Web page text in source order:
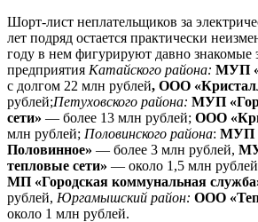
Шорт-лист неплательщиков за
лет подряд остается практически
году в нем фигурируют давно знакомые
предприятия Катайского района: МУП
с долгом 22 млн рублей, ООО
рублей;Петуховского района: МУП
сети» — более 13 млн рублей; ООО
млн рублей; Половинского района: МУП
Половинное» — более 3 млн рублей, МУ
тепловые сети» — около 1,5 млн
МП «Городская коммунальная
рублей, Юргамышский район: ООО
около 1 млн рублей.